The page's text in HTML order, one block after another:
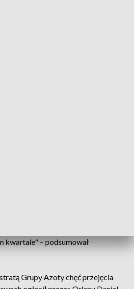
kwartale" – podsumował
Grupy Azoty chęć przejęcia